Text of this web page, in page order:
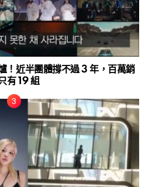
！近半團體撐不過 3 年，百萬銷
有 19 組